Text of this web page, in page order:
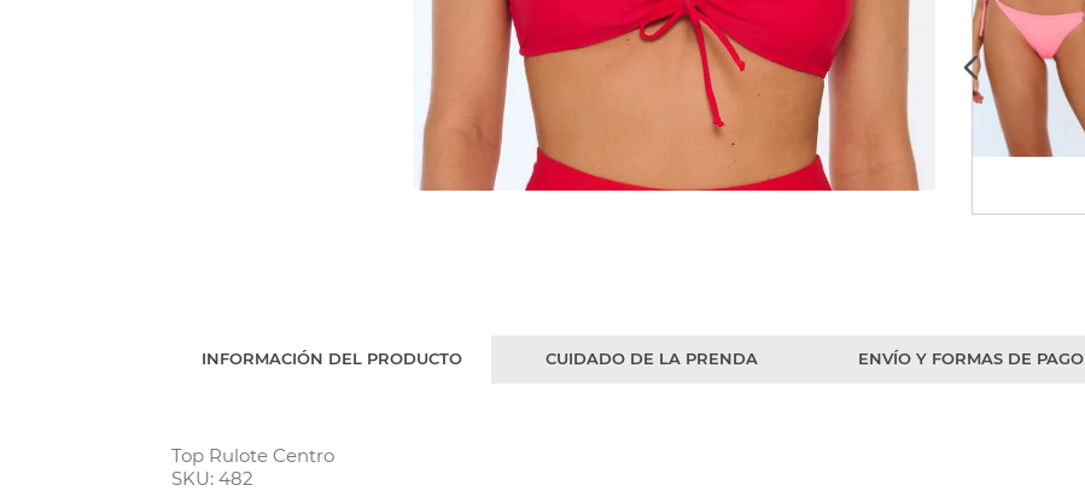
AGREGAR AL CARRITO
INFORMACIÓN DEL PRODUCTO CUIDADO DE LA PRENDA ENVÍO Y FORMAS DE PAGO
Top Rulote Centro
SKU: 482